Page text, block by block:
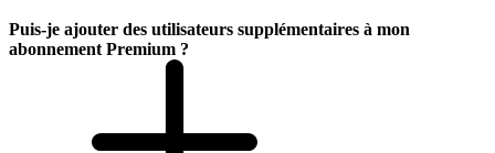
Puis-je ajouter des utilisateurs supplémentaires à mon
abonnement Premium ?